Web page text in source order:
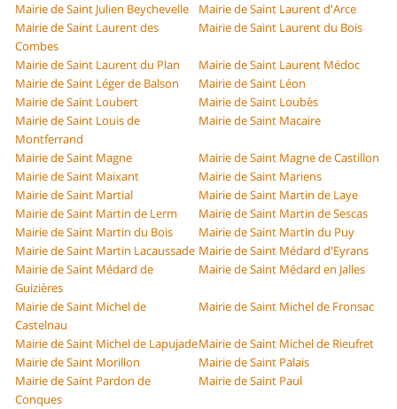
Mairie de Saint Julien Beychevelle
Mairie de Saint Laurent d'Arce
Mairie de Saint Laurent des
Combes
Mairie de Saint Laurent du Bois
Mairie de Saint Laurent du Plan
Mairie de Saint Laurent Médoc
Mairie de Saint Léger de Balson
Mairie de Saint Léon
Mairie de Saint Loubert
Mairie de Saint Loubès
Mairie de Saint Louis de
Montferrand
Mairie de Saint Macaire
Mairie de Saint Magne
Mairie de Saint Magne de Castillon
Mairie de Saint Maixant
Mairie de Saint Mariens
Mairie de Saint Martial
Mairie de Saint Martin de Laye
Mairie de Saint Martin de Lerm
Mairie de Saint Martin de Sescas
Mairie de Saint Martin du Bois
Mairie de Saint Martin du Puy
Mairie de Saint Martin Lacaussade Mairie de Saint Médard d'Eyrans
Mairie de Saint Médard de
Guizières
Mairie de Saint Médard en Jalles
Mairie de Saint Michel de
Castelnau
Mairie de Saint Michel de Fronsac
Mairie de Saint Michel de LapujadeMairie de Saint Michel de Rieufret
Mairie de Saint Morillon
Mairie de Saint Palais
Mairie de Saint Pardon de
Conques
Mairie de Saint Paul